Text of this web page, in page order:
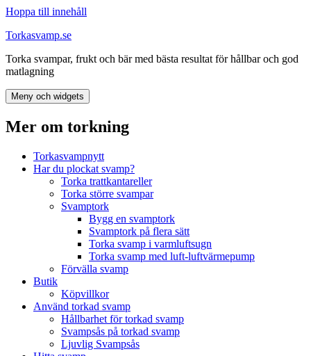
Hoppa till innehåll
Torkasvamp.se
Torka svampar, frukt och bär med bästa resultat för hållbar och god
matlagning
Meny och widgets
Mer om torkning
Torkasvampnytt
Har du plockat svamp?
Torka trattkantareller
Torka större svampar
Svamptork
Bygg en svamptork
Svamptork på flera sätt
Torka svamp i varmluftsugn
Torka svamp med luft-luftvärmepump
Förvälla svamp
Butik
Köpvillkor
Använd torkad svamp
Hållbarhet för torkad svamp
Svampsås på torkad svamp
Ljuvlig Svampsås